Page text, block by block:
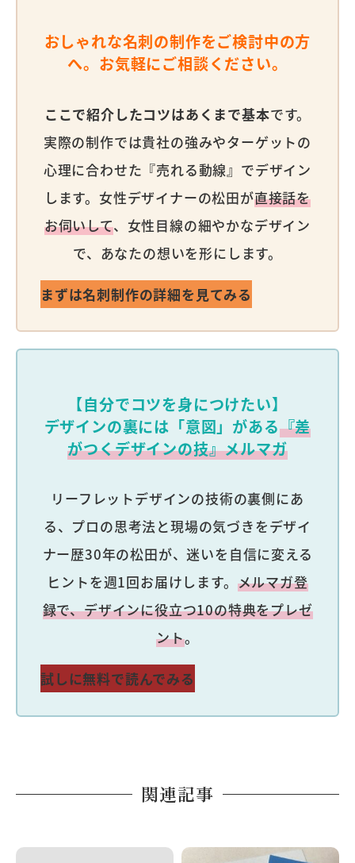
おしゃれな名刺の制作をご検討中の方
へ。お気軽にご相談ください。
ここで紹介したコツはあくまで基本です。
実際の制作では貴社の強みやターゲットの
心理に合わせた『売れる動線』でデザイン
します。女性デザイナーの松田が直接話を
お伺いして、女性目線の細やかなデザイン
で、あなたの想いを形にします。
まずは名刺制作の詳細を見てみる
【自分でコツを身につけたい】
デザインの裏には「意図」がある『差
がつくデザインの技』メルマガ
リーフレットデザインの技術の裏側にあ
る、プロの思考法と現場の気づきをデザイ
ナー歴30年の松田が、迷いを自信に変える
ヒントを週1回お届けします。 メルマガ登
録で、デザインに役立つ10の特典をプレゼ
ント。
試しに無料で読んでみる
関連記事